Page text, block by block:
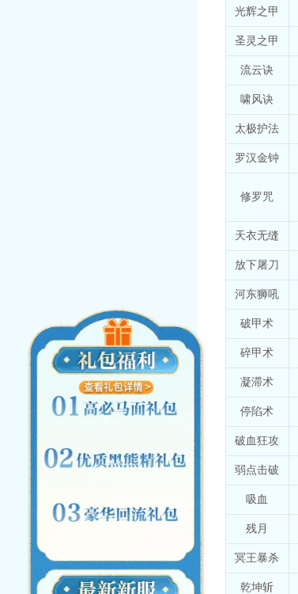
光辉之甲
圣灵之甲
流云诀
啸风诀
太极护法
罗汉金钟
修罗咒
天衣无缝
放下屠刀
河东狮吼
破甲术
碎甲术
凝滞术
停陷术
破血狂攻
弱点击破
吸血
残月
冥王暴杀
乾坤斩